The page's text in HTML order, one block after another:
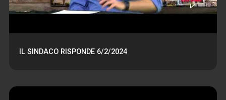
IL SINDACO RISPONDE 6/2/2024